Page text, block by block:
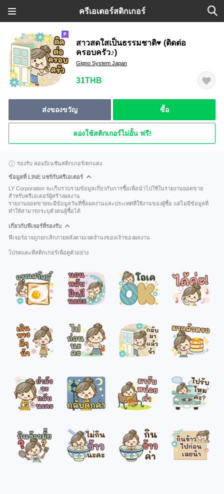
ครีเอเตอร์สติกเกอร์
สาวสดใสเป็นธรรมชาติ♥ (ติดต่อ
ครอบครัว♪)
Gigno System Japan
31THB
ส่งของขวัญ ซื้อ
ลองใช้สติกเกอร์ไม่อั้น ฟรี!
รองรับ คอมบิเนชันสติกเกอร์/ตกแต่ง
ข้อมูลที่ LINE แชร์กับครีเอเตอร์
LY Corporation จะเก็บรวบรวมข้อมูลเกี่ยวกับการซื้อเพื่อนำไปใช้ในรายงานยอดขาย
สำหรับครีเอเตอร์ผู้สร้างผลงาน
รายงานยอดขายจะมีข้อมูลวันที่ซื้อผลงานและประเทศที่ใช้งานของผู้ซื้อ แต่ไม่มีข้อมูลที่
ทำให้สามารถระบุตัวตนผู้ซื้อได้
เกี่ยวกับฟีเจอร์ที่รองรับ
ฟีเจอร์อาจถูกยกเลิกภายหลังตามเจตจำนงของเจ้าของผลงาน
โปรดแตะที่สติกเกอร์เพื่อดูตัวอย่าง